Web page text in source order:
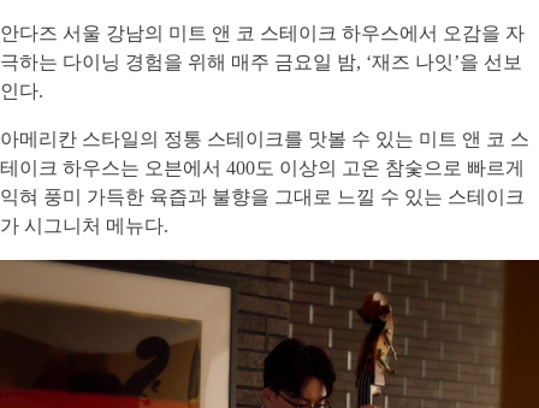
안다즈 서울 강남의 미트 앤 코 스테이크 하우스에서 오감을 자
극하는 다이닝 경험을 위해 매주 금요일 밤, ‘재즈 나잇’을 선보
인다.
아메리칸 스타일의 정통 스테이크를 맛볼 수 있는 미트 앤 코 스
테이크 하우스는 오븐에서 400도 이상의 고온 참숯으로 빠르게
익혀 풍미 가득한 육즙과 불향을 그대로 느낄 수 있는 스테이크
가 시그니처 메뉴다.